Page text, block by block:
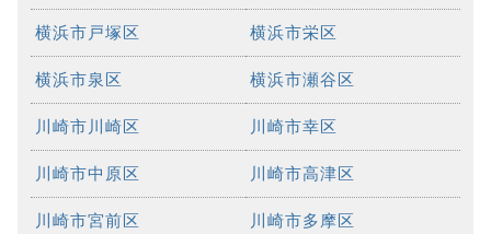
横浜市戸塚区 横浜市栄区
横浜市泉区 横浜市瀬谷区
川崎市川崎区 川崎市幸区
川崎市中原区 川崎市高津区
川崎市宮前区 川崎市多摩区